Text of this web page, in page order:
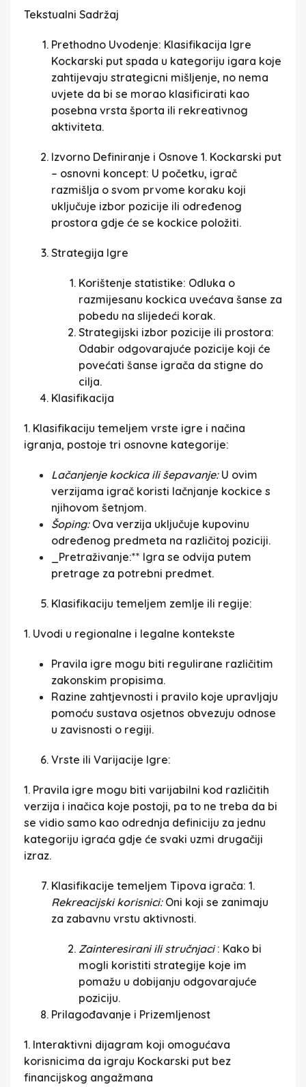
Tekstualni Sadržaj
Prethodno Uvodenje: Klasifikacija Igre
Kockarski put spada u kategoriju igara koje
zahtijevaju strategicni mišljenje, no nema
uvjete da bi se morao klasificirati kao
posebna vrsta športa ili rekreativnog
aktiviteta.
Izvorno Definiranje i Osnove 1. Kockarski put
– osnovni koncept: U početku, igrač
razmišlja o svom prvome koraku koji
uključuje izbor pozicije ili određenog
prostora gdje će se kockice položiti.
Strategija Igre
Korištenje statistike: Odluka o
razmijesanu kockica uvećava šanse za
pobedu na slijedeći korak.
Strategijski izbor pozicije ili prostora:
Odabir odgovarajuće pozicije koji će
povećati šanse igrača da stigne do
cilja.
Klasifikacija
1. Klasifikaciju temeljem vrste igre i načina
igranja, postoje tri osnovne kategorije:
Lačanjenje kockica ili šepavanje: U ovim
verzijama igrač koristi lačnjanje kockice s
njihovom šetnjom.
Šoping: Ova verzija uključuje kupovinu
određenog predmeta na različitoj poziciji.
_Pretraživanje:** Igra se odvija putem
pretrage za potrebni predmet.
Klasifikaciju temeljem zemlje ili regije:
1. Uvodi u regionalne i legalne kontekste
Pravila igre mogu biti regulirane različitim
zakonskim propisima.
Razine zahtjevnosti i pravilo koje upravljaju
pomoću sustava osjetnos obvezuju odnose
u zavisnosti o regiji.
Vrste ili Varijacije Igre:
1. Pravila igre mogu biti varijabilni kod različitih
verzija i inačica koje postoji, pa to ne treba da bi
se vidio samo kao odrednja definiciju za jednu
kategoriju igraća gdje će svaki uzmi drugačiji
izraz.
Klasifikacije temeljem Tipova igrača: 1.
Rekreacijski korisnici: Oni koji se zanimaju
za zabavnu vrstu aktivnosti.
Zainteresirani ili stručnjaci: Kako bi
mogli koristiti strategije koje im
pomažu u dobijanju odgovarajuće
poziciju.
Prilagođavanje i Prizemljenost
1. Interaktivni dijagram koji omogućava
korisnicima da igraju Kockarski put bez
financijskog angažmana